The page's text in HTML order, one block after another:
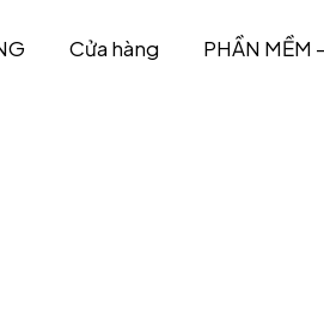
Cửa hàng PHẦN MỀM